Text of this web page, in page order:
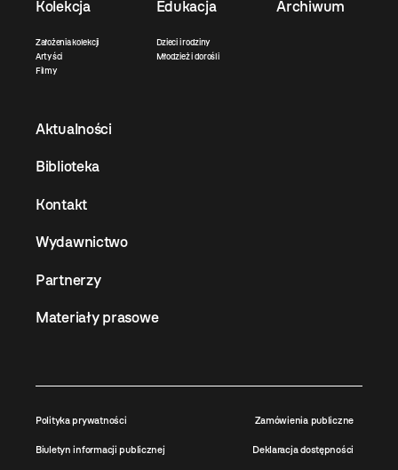
Kolekcja
Założenia kolekcji
Artyści
Filmy
Edukacja
Dzieci i rodziny
Młodzież i dorośli
Archiwum
Aktualności
Biblioteka
Kontakt
Wydawnictwo
Partnerzy
Materiały prasowe
Polityka prywatności Zamówienia publiczne
Biuletyn informacji publicznej Deklaracja dostępności